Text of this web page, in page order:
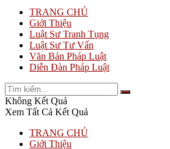
TRANG CHỦ
Giới Thiệu
Luật Sư Tranh Tụng
Luật Sư Tư Vấn
Văn Bản Pháp Luật
Diễn Đàn Pháp Luật
Không Kết Quả
Xem Tất Cả Kết Quả
TRANG CHỦ
Giới Thiệu